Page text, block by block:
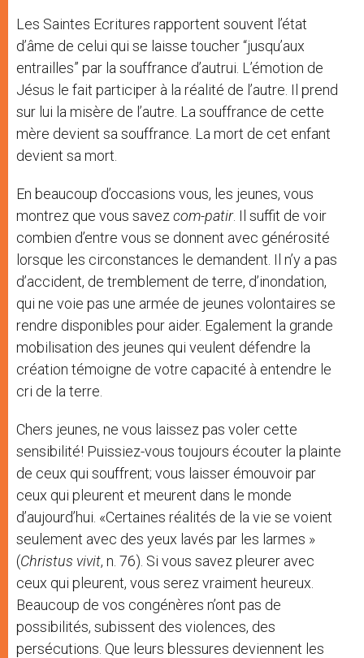
Les Saintes Ecritures rapportent souvent l’état
d’âme de celui qui se laisse toucher “jusqu’aux
entrailles” par la souffrance d’autrui. L’émotion de
Jésus le fait participer à la réalité de l’autre. Il prend
sur lui la misère de l’autre. La souffrance de cette
mère devient sa souffrance. La mort de cet enfant
devient sa mort.
En beaucoup d’occasions vous, les jeunes, vous
montrez que vous savez com-patir. Il suffit de voir
combien d’entre vous se donnent avec générosité
lorsque les circonstances le demandent. Il n’y a pas
d’accident, de tremblement de terre, d’inondation,
qui ne voie pas une armée de jeunes volontaires se
rendre disponibles pour aider. Egalement la grande
mobilisation des jeunes qui veulent défendre la
création témoigne de votre capacité à entendre le
cri de la terre.
Chers jeunes, ne vous laissez pas voler cette
sensibilité! Puissiez-vous toujours écouter la plainte
de ceux qui souffrent; vous laisser émouvoir par
ceux qui pleurent et meurent dans le monde
d’aujourd’hui. «Certaines réalités de la vie se voient
seulement avec des yeux lavés par les larmes »
(Christus vivit, n. 76). Si vous savez pleurer avec
ceux qui pleurent, vous serez vraiment heureux.
Beaucoup de vos congénères n’ont pas de
possibilités, subissent des violences, des
persécutions. Que leurs blessures deviennent les